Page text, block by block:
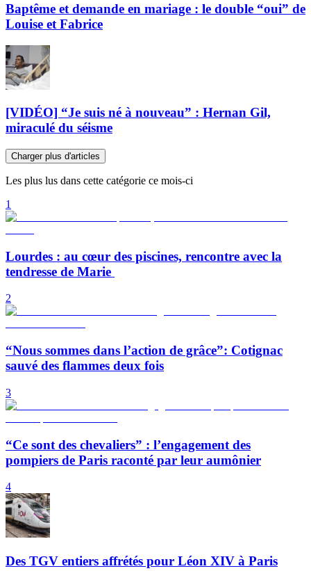
Baptême et demande en mariage : le double “oui” de
Louise et Fabrice
[VIDÉO] “Je suis né à nouveau” : Hernan Gil,
miraculé du séisme
Charger plus d'articles
Les plus lus dans cette catégorie ce mois-ci
1
Lourdes : au cœur des piscines, rencontre avec la
tendresse de Marie
2
“Nous sommes dans l’action de grâce”: Cotignac
sauvé des flammes deux fois
3
“Ce sont des chevaliers” : l’engagement des
pompiers de Paris raconté par leur aumônier
4
Des TGV entiers affrétés pour Léon XIV à Paris